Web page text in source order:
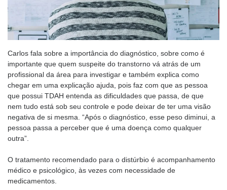
Carlos fala sobre a importância do diagnóstico, sobre como é
importante que quem suspeite do transtorno vá atrás de um
profissional da área para investigar e também explica como
chegar em uma explicação ajuda, pois faz com que as pessoa
que possui TDAH entenda as dificuldades que passa, de que
nem tudo está sob seu controle e pode deixar de ter uma visão
negativa de si mesma. “Após o diagnóstico, esse peso diminui, a
pessoa passa a perceber que é uma doença como qualquer
outra”.
O tratamento recomendado para o distúrbio é acompanhamento
médico e psicológico, às vezes com necessidade de
medicamentos.